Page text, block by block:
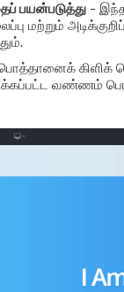
பயன்படுத்து -
மற்றும்
கிளிக்
வண்ணம்